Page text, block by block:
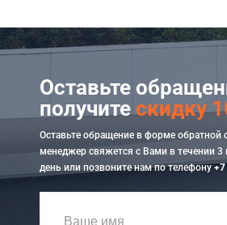
Оставьте
получитескидку
Оставьте обращение в форме обратной
менеджер свяжется с Вами в течении 3
день или позвоните нам по телефону